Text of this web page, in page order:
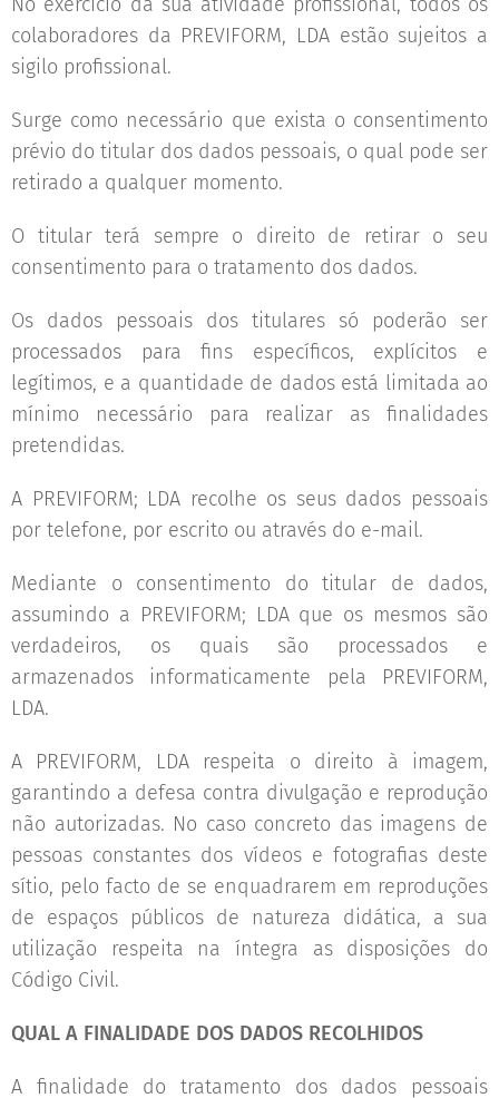
colaboradores da PREVIFORM, LDA estão sujeitos a
sigilo profissional.
Surge como necessário que exista o consentimento
prévio do titular dos dados pessoais, o qual pode ser
retirado a qualquer momento.
O titular terá sempre o direito de retirar o seu
consentimento para o tratamento dos dados.
Os dados pessoais dos titulares só poderão ser
processados para fins específicos, explícitos e
legítimos, e a quantidade de dados está limitada ao
mínimo necessário para realizar as finalidades
pretendidas.
A PREVIFORM; LDA recolhe os seus dados pessoais
por telefone, por escrito ou através do e-mail.
Mediante o consentimento do titular de dados,
assumindo a PREVIFORM; LDA que os mesmos são
verdadeiros, os quais são processados e
armazenados informaticamente pela PREVIFORM,
LDA.
A PREVIFORM, LDA respeita o direito à imagem,
garantindo a defesa contra divulgação e reprodução
não autorizadas. No caso concreto das imagens de
pessoas constantes dos vídeos e fotografias deste
sítio, pelo facto de se enquadrarem em reproduções
de espaços públicos de natureza didática, a sua
utilização respeita na íntegra as disposições do
Código Civil.
QUAL A FINALIDADE DOS DADOS RECOLHIDOS
A finalidade do tratamento dos dados pessoais